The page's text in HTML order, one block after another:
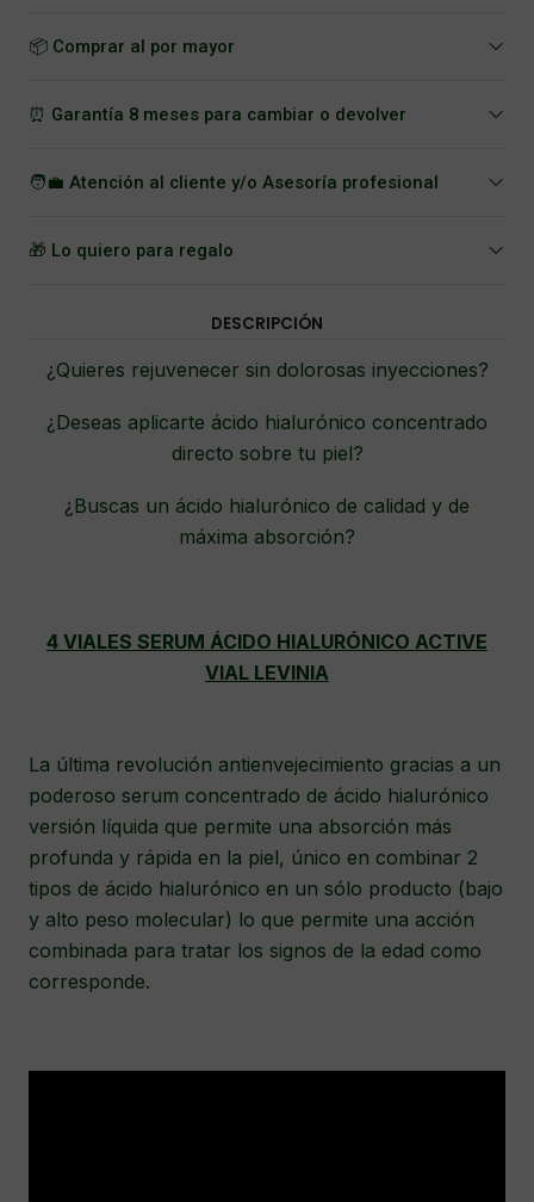
📦 Comprar al por mayor
⏰ Garantía 8 meses para cambiar o devolver
🧑‍💼 Atención al cliente y/o Asesoría profesional
🎁 Lo quiero para regalo
DESCRIPCIÓN
¿Quieres rejuvenecer sin dolorosas inyecciones?
¿Deseas aplicarte ácido hialurónico concentrado
directo sobre tu piel?
¿Buscas un ácido hialurónico de calidad y de
máxima absorción?
4 VIALES SERUM ÁCIDO HIALURÓNICO ACTIVE
VIAL LEVINIA
La última revolución antienvejecimiento gracias a un
poderoso serum concentrado de ácido hialurónico
versión líquida que permite una absorción más
profunda y rápida en la piel, único en combinar 2
tipos de ácido hialurónico en un sólo producto (bajo
y alto peso molecular) lo que permite una acción
combinada para tratar los signos de la edad como
corresponde.